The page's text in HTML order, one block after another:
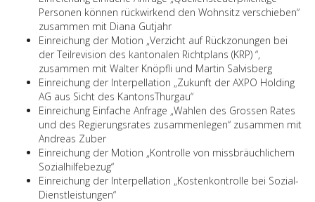
Personen können rückwirkend den Wohnsitz verschieben“
zusammen mit Diana Gutjahr
Einreichung der Motion „Verzicht auf Rückzonungen bei
der Teilrevision des kantonalen Richtplans (KRP) “,
zusammen mit Walter Knöpfli und Martin Salvisberg
Einreichung der Interpellation „Zukunft der AXPO Holding
AG aus Sicht des KantonsThurgau“
Einreichung Einfache Anfrage „Wahlen des Grossen Rates
und des Regierungsrates zusammenlegen“ zusammen mit
Andreas Zuber
Einreichung der Motion „Kontrolle von missbräuchlichem
Sozialhilfebezug“
Einreichung der Interpellation „Kostenkontrolle bei Sozial-
Dienstleistungen“